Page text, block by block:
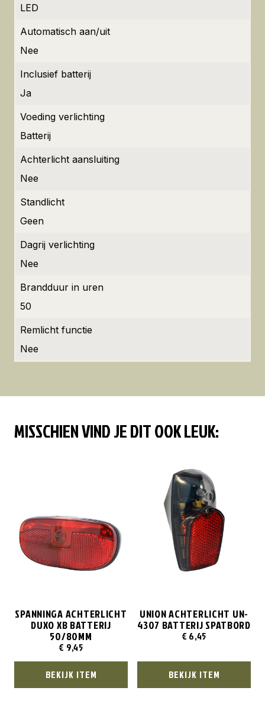
LED
Automatisch aan/uit
Nee
Inclusief batterij
Ja
Voeding verlichting
Batterij
Achterlicht aansluiting
Nee
Standlicht
Geen
Dagrij verlichting
Nee
Brandduur in uren
50
Remlicht functie
Nee
MISSCHIEN VIND JE DIT OOK LEUK:
SPANNINGA ACHTERLICHT
DUXO XB BATTERIJ
50/80MM
€ 9,45
BEKIJK ITEM
UNION ACHTERLICHT UN-
4307 BATTERIJ SPATBORD
€ 6,45
BEKIJK ITEM